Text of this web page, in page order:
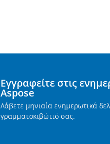
Εγγραφείτε στις
Aspose
Λάβετε μηνιαία ενημερωτικά
γραμματοκιβώτιό σας.